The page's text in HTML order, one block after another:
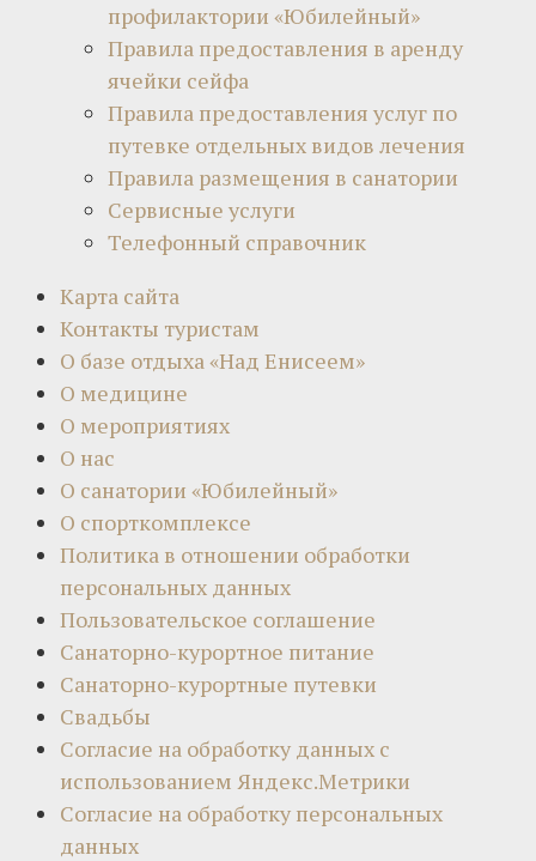
профилактории «Юбилейный»
Правила предоставления в аренду
ячейки сейфа
Правила предоставления услуг по
путевке отдельных видов лечения
Правила размещения в санатории
Сервисные услуги
Телефонный справочник
Карта сайта
Контакты туристам
О базе отдыха «Над Енисеем»
О медицине
О мероприятиях
О нас
О санатории «Юбилейный»
О спорткомплексе
Политика в отношении обработки
персональных данных
Пользовательское соглашение
Санаторно-курортное питание
Санаторно-курортные путевки
Свадьбы
Согласие на обработку данных с
использованием Яндекс.Метрики
Согласие на обработку персональных
данных